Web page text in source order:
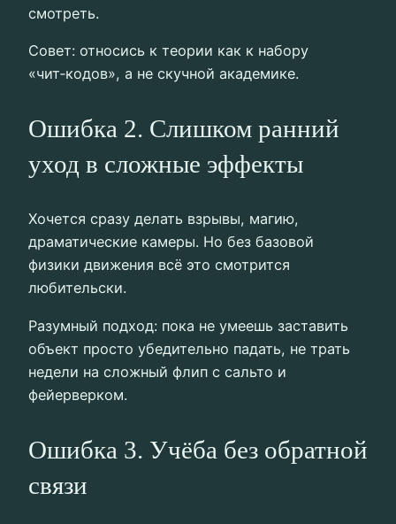
смотреть.
Совет: относись к теории как к набору
«чит‑кодов», а не скучной академике.
Ошибка 2. Слишком ранний
уход в сложные эффекты
Хочется сразу делать взрывы, магию,
драматические камеры. Но без базовой
физики движения всё это смотрится
любительски.
Разумный подход: пока не умеешь заставить
объект просто убедительно падать, не трать
недели на сложный флип с сальто и
фейерверком.
Ошибка 3. Учёба без обратной
связи